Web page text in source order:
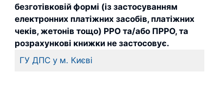
безготівковій формі (із застосуванням
електронних платіжних засобів, платіжних
чеків, жетонів тощо) РРО та/або ПРРО, та
розрахункові книжки не застосовує.
ГУ ДПС у м. Києві